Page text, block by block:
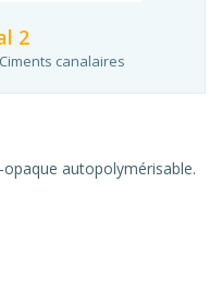
2
canalaires
opaque autopolymérisable.